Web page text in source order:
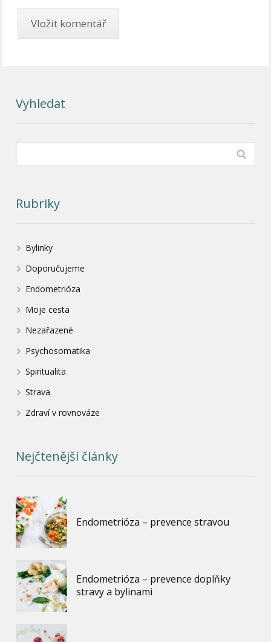
Vyhledat
Rubriky
Bylinky
Doporučujeme
Endometrióza
Moje cesta
Nezařazené
Psychosomatika
Spiritualita
Strava
Zdraví v rovnováze
Nejčtenější články
Endometrióza – prevence stravou
Endometrióza – prevence doplňky
stravy a bylinami